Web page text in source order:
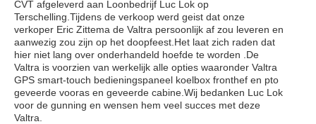
CVT afgeleverd aan Loonbedrijf Luc Lok op
Terschelling.Tijdens de verkoop werd geist dat onze
verkoper Eric Zittema de Valtra persoonlijk af zou leveren en
aanwezig zou zijn op het doopfeest.Het laat zich raden dat
hier niet lang over onderhandeld hoefde te worden .De
Valtra is voorzien van werkelijk alle opties waaronder Valtra
GPS smart-touch bedieningspaneel koelbox fronthef en pto
geveerde vooras en geveerde cabine.Wij bedanken Luc Lok
voor de gunning en wensen hem veel succes met deze
Valtra.